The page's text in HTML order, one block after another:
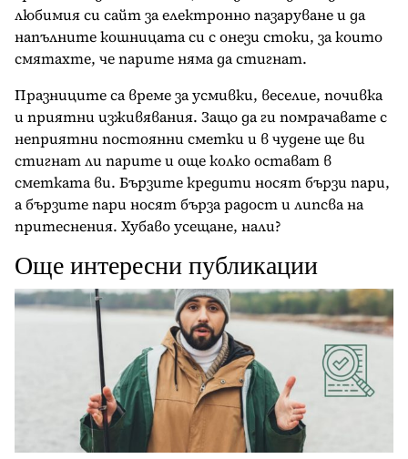
любимия си сайт за електронно пазаруване и да
напълните кошницата си с онези стоки, за които
смятахте, че парите няма да стигнат.
Празниците са време за усмивки, веселие, почивка
и приятни изживявания. Защо да ги помрачавате с
неприятни постоянни сметки и в чудене ще ви
стигнат ли парите и още колко остават в
сметката ви. Бързите кредити носят бързи пари,
а бързите пари носят бърза радост и липсва на
притеснения. Хубаво усещане, нали?
Още интересни публикации